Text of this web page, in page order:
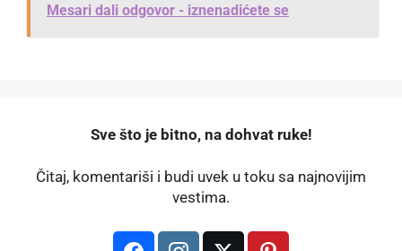
Mesari dali odgovor - iznenadićete se
️Sve što je bitno, na dohvat ruke!
Čitaj, komentariši i budi uvek u toku sa najnovijim
vestima.